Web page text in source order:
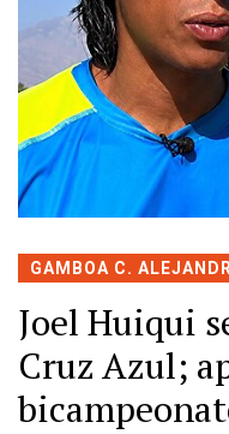
GAMBOA C.
Joel Huiqui
Cruz Azul;